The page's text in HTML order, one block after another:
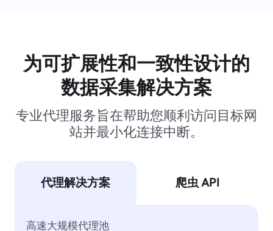
为可扩展性和一致性设计的
数据采集解决方案
专业代理服务旨在帮助您顺利访问目标网
站并最小化连接中断。
代理解决方案 爬虫 API
高速大规模代理池